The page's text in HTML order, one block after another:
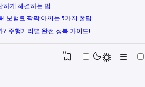
하게 해결하는 법
보험료 팍팍 아끼는 5가지 꿀팁
? 주행거리별 완전 정복 가이드!
0